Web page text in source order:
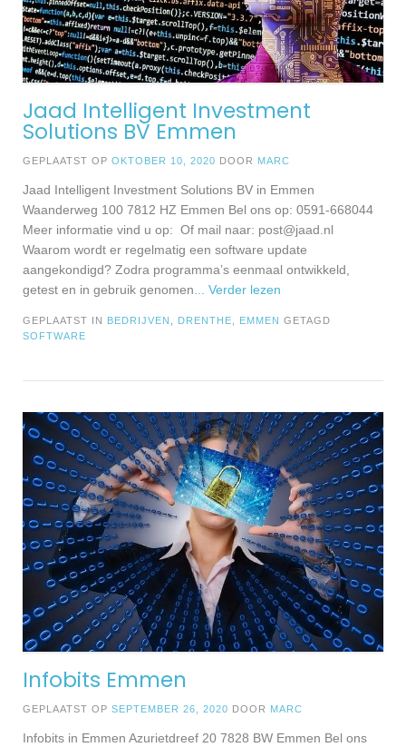
Jaad Intelligent Investment
Solutions BV Emmen
GEPLAATST OP OKTOBER 10, 2020 DOOR MARC
Jaad Intelligent Investment Solutions BV in Emmen
Waanderweg 100 7812 HZ Emmen Bel ons op: 0591-668044
Meer informatie vind u op: Of mail naar: post@jaad.nl
Waarom wordt er regelmatig een software update
aangekondigd? Zodra programma’s eenmaal ontwikkeld,
getest en in gebruik genomen ... Verder lezen
GEPLAATST IN BEDRIJVEN DRENTHE EMMEN GETAGD
SOFTWARE
Infobits Emmen
GEPLAATST OP SEPTEMBER 26, 2020 DOOR MARC
Infobits in Emmen Azurietdreef 20 7828 BW Emmen Bel ons